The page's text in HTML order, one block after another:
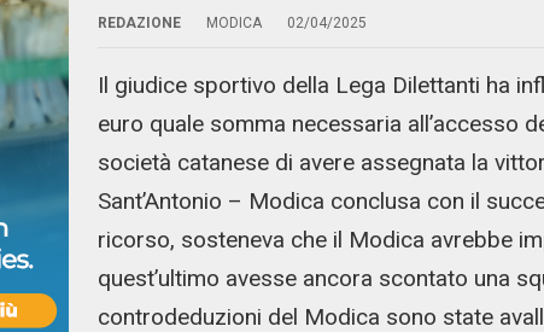
REDAZIONE MODICA 02/04/2025
Il giudice sportivo della Lega Dilettanti ha
euro quale somma necessaria all’accesso
società catanese di avere assegnata la
Sant’Antonio – Modica conclusa con il
ricorso, sosteneva che il Modica avrebbe
quest’ultimo avesse ancora scontato una
controdeduzioni del Modica sono state